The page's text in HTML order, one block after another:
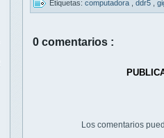
Etiquetas: computadora ddr5
0 comentarios :
Los comentarios